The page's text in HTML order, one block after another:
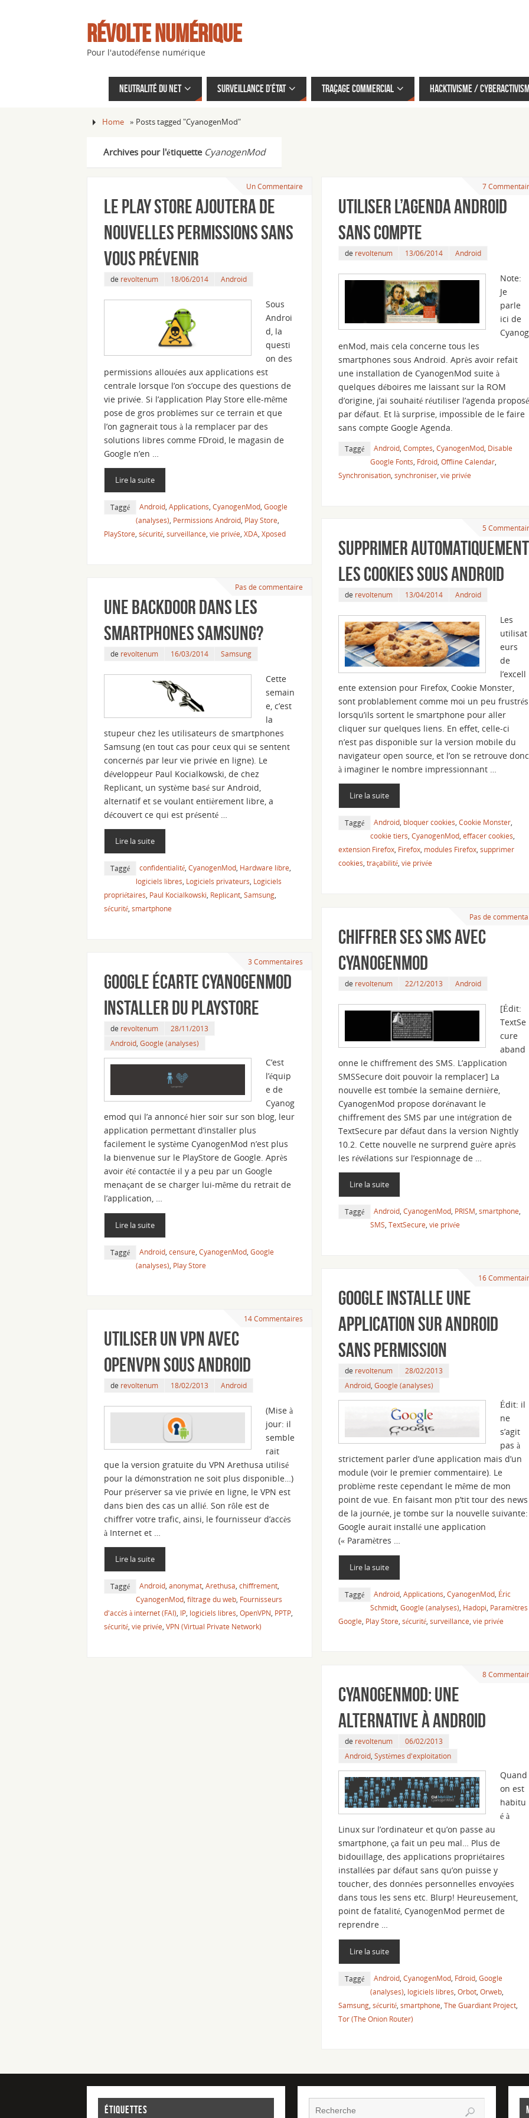
Révolte Numérique
Pour l'autodéfense numérique
Neutralité du net Surveillance d’État Traçage commercial Hacktivisme /
Home » Posts tagged "CyanogenMod"
Archives pour l'étiquette CyanogenMod
Un Commentaire
Le Play Store ajoutera de
nouvelles permissions sans
vous prévenir
de revoltenum 18/06/2014 Android
Sous
Androi
d, la
questi
on des
permissions allouées aux applications est
centrale lorsque l’on s’occupe des questions de
vie privée. Si l’application Play Store elle-même
pose de gros problèmes sur ce terrain et que
l’on gagnerait tous à la remplacer par des
solutions libres comme FDroid, le magasin de
Google n’en …
Lire la suite
Taggé Android, Applications, CyanogenMod, Google
(analyses), Permissions Android, Play Store,
PlayStore, sécurité, surveillance, vie privée, XDA, Xposed
7
Utiliser l’agenda Android
sans compte
de revoltenum 13/06/2014 Android
Note:
Je
parle
ici de
Cyanog
enMod, mais cela concerne tous les
smartphones sous Android. Après avoir refait
une installation de CyanogenMod suite à
quelques déboires me laissant sur la ROM
d’origine, j’ai souhaité réutiliser l’agenda proposé
par défaut. Et là surprise, impossible de le faire
sans compte Google Agenda.
Taggé Android, Comptes CyanogenMod, Disable
Google Fonts Fdroid, Offline Calendar,
Synchronisation, synchroniser, vie privée
5
Supprimer automatiquement
les cookies sous Android
de revoltenum 13/04/2014 Android
Les
utilisat
eurs
de
l’excell
ente extension pour Firefox, Cookie Monster,
sont problablement comme moi un peu frustrés
lorsqu’ils sortent le smartphone pour aller
cliquer sur quelques liens. En effet, celle-ci
n’est pas disponible sur la version mobile du
navigateur open source, et l’on se retrouve donc
à imaginer le nombre impressionnant …
Lire la suite
Taggé Android, bloquer cookies, Cookie Monster,
cookie tiers, CyanogenMod, effacer cookies,
extension Firefox, Firefox, modules Firefox, supprimer
cookies, traçabilité, vie privée
Pas de commentaire
Une backdoor dans les
smartphones Samsung?
de revoltenum 16/03/2014 Samsung
Cette
semain
e, c’est
la
stupeur chez les utilisateurs de smartphones
Samsung (en tout cas pour ceux qui se sentent
concernés par leur vie privée en ligne). Le
développeur Paul Kocialkowski, de chez
Replicant, un système basé sur Android,
alternatif et se voulant entièrement libre, a
découvert ce qui est présenté …
Lire la suite
Taggé confidentialité, CyanogenMod, Hardware libre,
logiciels libres, Logiciels privateurs, Logiciels
propriétaires, Paul Kocialkowski, Replicant, Samsung,
sécurité, smartphone
Pas de
Chiffrer ses SMS avec
CyanogenMod
de revoltenum 22/12/2013 Android
[Édit:
TextSe
cure
aband
onne le chiffrement des SMS. L’application
SMSSecure doit pouvoir la remplacer] La
nouvelle est tombée la semaine dernière,
CyanogenMod propose dorénavant le
chiffrement des SMS par une intégration de
TextSecure par défaut dans la version Nightly
10.2. Cette nouvelle ne surprend guère après
les révélations sur l’espionnage de …
Lire la suite
Taggé Android, CyanogenMod, PRISM, smartphone,
SMS, TextSecure, vie privée
3 Commentaires
Google écarte CyanogenMod
Installer du Playstore
de revoltenum
28/11/2013
Android Google (analyses)
C’est
l’équip
e de
Cyanog
emod qui l’a annoncé hier soir sur son blog, leur
application permettant d’installer plus
facilement le système CyanogenMod n’est plus
la bienvenue sur le PlayStore de Google. Après
avoir été contactée il y a peu par un Google
menaçant de se charger lui-même du retrait de
l’application, …
Lire la suite
Taggé Android censure CyanogenMod Google
(analyses) Play Store
16
Google installe une
application sur Android
sans permission
de revoltenum
28/02/2013
Android, Google (analyses)
Édit: il
ne
s’agit
pas à
strictement parler d’une application mais d’un
module (voir le premier commentaire). Le
problème reste cependant le même de mon
point de vue. En faisant mon p’tit tour des news
de la journée, je tombe sur la nouvelle suivante:
Google aurait installé une application
(« Paramètres …
Lire la suite
Taggé Android, Applications CyanogenMod, Éric
Schmidt, Google (analyses) Hadopi Paramètres
Google Play Store sécurité, surveillance vie privée
14 Commentaires
Utiliser un VPN avec
OpenVPN sous Android
de revoltenum 18/02/2013 Android
(Mise à
jour: il
semble
rait
que la version gratuite du VPN Arethusa utilisé
pour la démonstration ne soit plus disponible…)
Pour préserver sa vie privée en ligne, le VPN est
dans bien des cas un allié. Son rôle est de
chiffrer votre trafic, ainsi, le fournisseur d’accès
à Internet et …
Lire la suite
Taggé Android, anonymat, Arethusa, chiffrement,
CyanogenMod, filtrage du web, Fournisseurs
d'accès à internet (FAI), IP, logiciels libres, OpenVPN, PPTP,
sécurité, vie privée, VPN (Virtual Private Network)
8
CyanogenMod: une
alternative à Android
de revoltenum
06/02/2013
Android, Systèmes d'exploitation
Quand
on est
habitu
é à
Linux sur l’ordinateur et qu’on passe au
smartphone, ça fait un peu mal… Plus de
bidouillage, des applications propriétaires
installées par défaut sans qu’on puisse y
toucher, des données personnelles envoyées
dans tous les sens etc. Blurp! Heureusement,
point de fatalité, CyanogenMod permet de
reprendre …
Lire la suite
Taggé Android, CyanogenMod, Fdroid, Google
(analyses) logiciels libres Orbot, Orweb,
Samsung, sécurité, smartphone The Guardiant Project,
Tor (The Onion Router)
Étiquettes